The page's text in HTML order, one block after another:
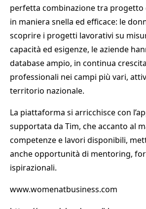
perfetta combinazione tra progetto
in maniera snella ed efficace: le
scoprire i progetti lavorativi su
capacità ed esigenze, le aziende
database ampio, in continua
professionali nei campi più vari,
territorio nazionale.
La piattaforma si arricchisce con
supportata da Tim, che accanto al
competenze e lavori disponibili,
anche opportunità di mentoring,
ispirazionali.
www.womenatbusiness.com